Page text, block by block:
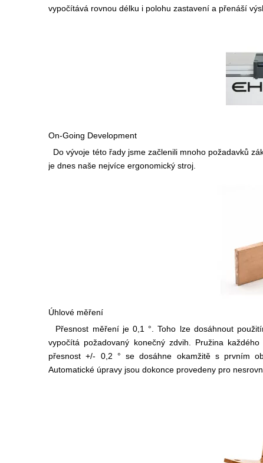
vypočítává rovnou délku i polohu zastavení a přenáší
On-Going Development
Do vývoje této řady jsme začlenili mnoho požadavků
je dnes naše nejvíce ergonomický stroj.
Úhlové měření
Přesnost měření je 0,1 °. Toho lze dosáhnout
vypočítá požadovaný konečný zdvih. Pružina
přesnost +/- 0,2 ° se dosáhne okamžitě s prvním
Automatické úpravy jsou dokonce provedeny pro